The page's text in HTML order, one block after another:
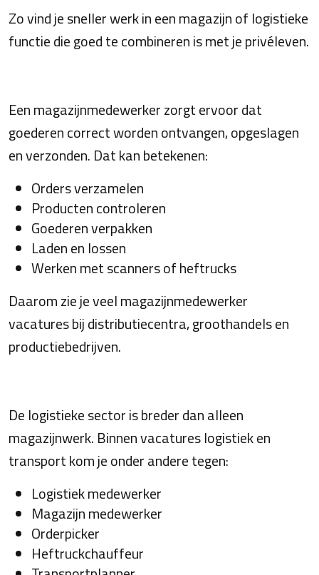
Zo vind je sneller werk in een magazijn of logistieke
functie die goed te combineren is met je privéleven.
Een magazijnmedewerker zorgt ervoor dat
goederen correct worden ontvangen, opgeslagen
en verzonden. Dat kan betekenen:
Orders verzamelen
Producten controleren
Goederen verpakken
Laden en lossen
Werken met scanners of heftrucks
Daarom zie je veel magazijnmedewerker
vacatures bij distributiecentra, groothandels en
productiebedrijven.
De logistieke sector is breder dan alleen
magazijnwerk. Binnen vacatures logistiek en
transport kom je onder andere tegen:
Logistiek medewerker
Magazijn medewerker
Orderpicker
Heftruckchauffeur